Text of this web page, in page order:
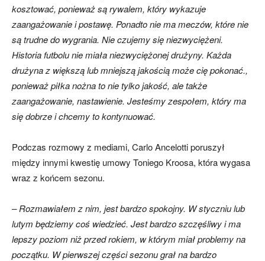
kosztować, ponieważ są rywalem, który wykazuje
zaangażowanie i postawę. Ponadto nie ma meczów, które nie
są trudne do wygrania. Nie czujemy się niezwyciężeni.
Historia futbolu nie miała niezwyciężonej drużyny. Każda
drużyna z większą lub mniejszą jakością może cię pokonać.,
ponieważ piłka nożna to nie tylko jakość, ale także
zaangażowanie, nastawienie. Jesteśmy zespołem, który ma
się dobrze i chcemy to kontynuować.
Podczas rozmowy z mediami, Carlo Ancelotti poruszył
między innymi kwestię umowy Toniego Kroosa, która wygasa
wraz z końcem sezonu.
– Rozmawiałem z nim, jest bardzo spokojny. W styczniu lub
lutym będziemy coś wiedzieć. Jest bardzo szczęśliwy i ma
lepszy poziom niż przed rokiem, w którym miał problemy na
początku. W pierwszej części sezonu grał na bardzo